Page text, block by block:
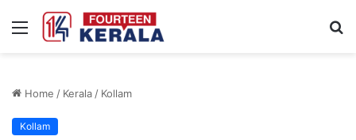
Menu
Home / Kerala/ Kollam
Kollam